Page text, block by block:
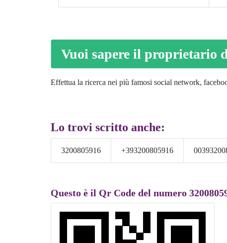
Vuoi sapere il proprietario
Effettua la ricerca nei più famosi social network,
Lo trovi scritto anche:
3200805916 +393200805916
Questo è il Qr Code del numero